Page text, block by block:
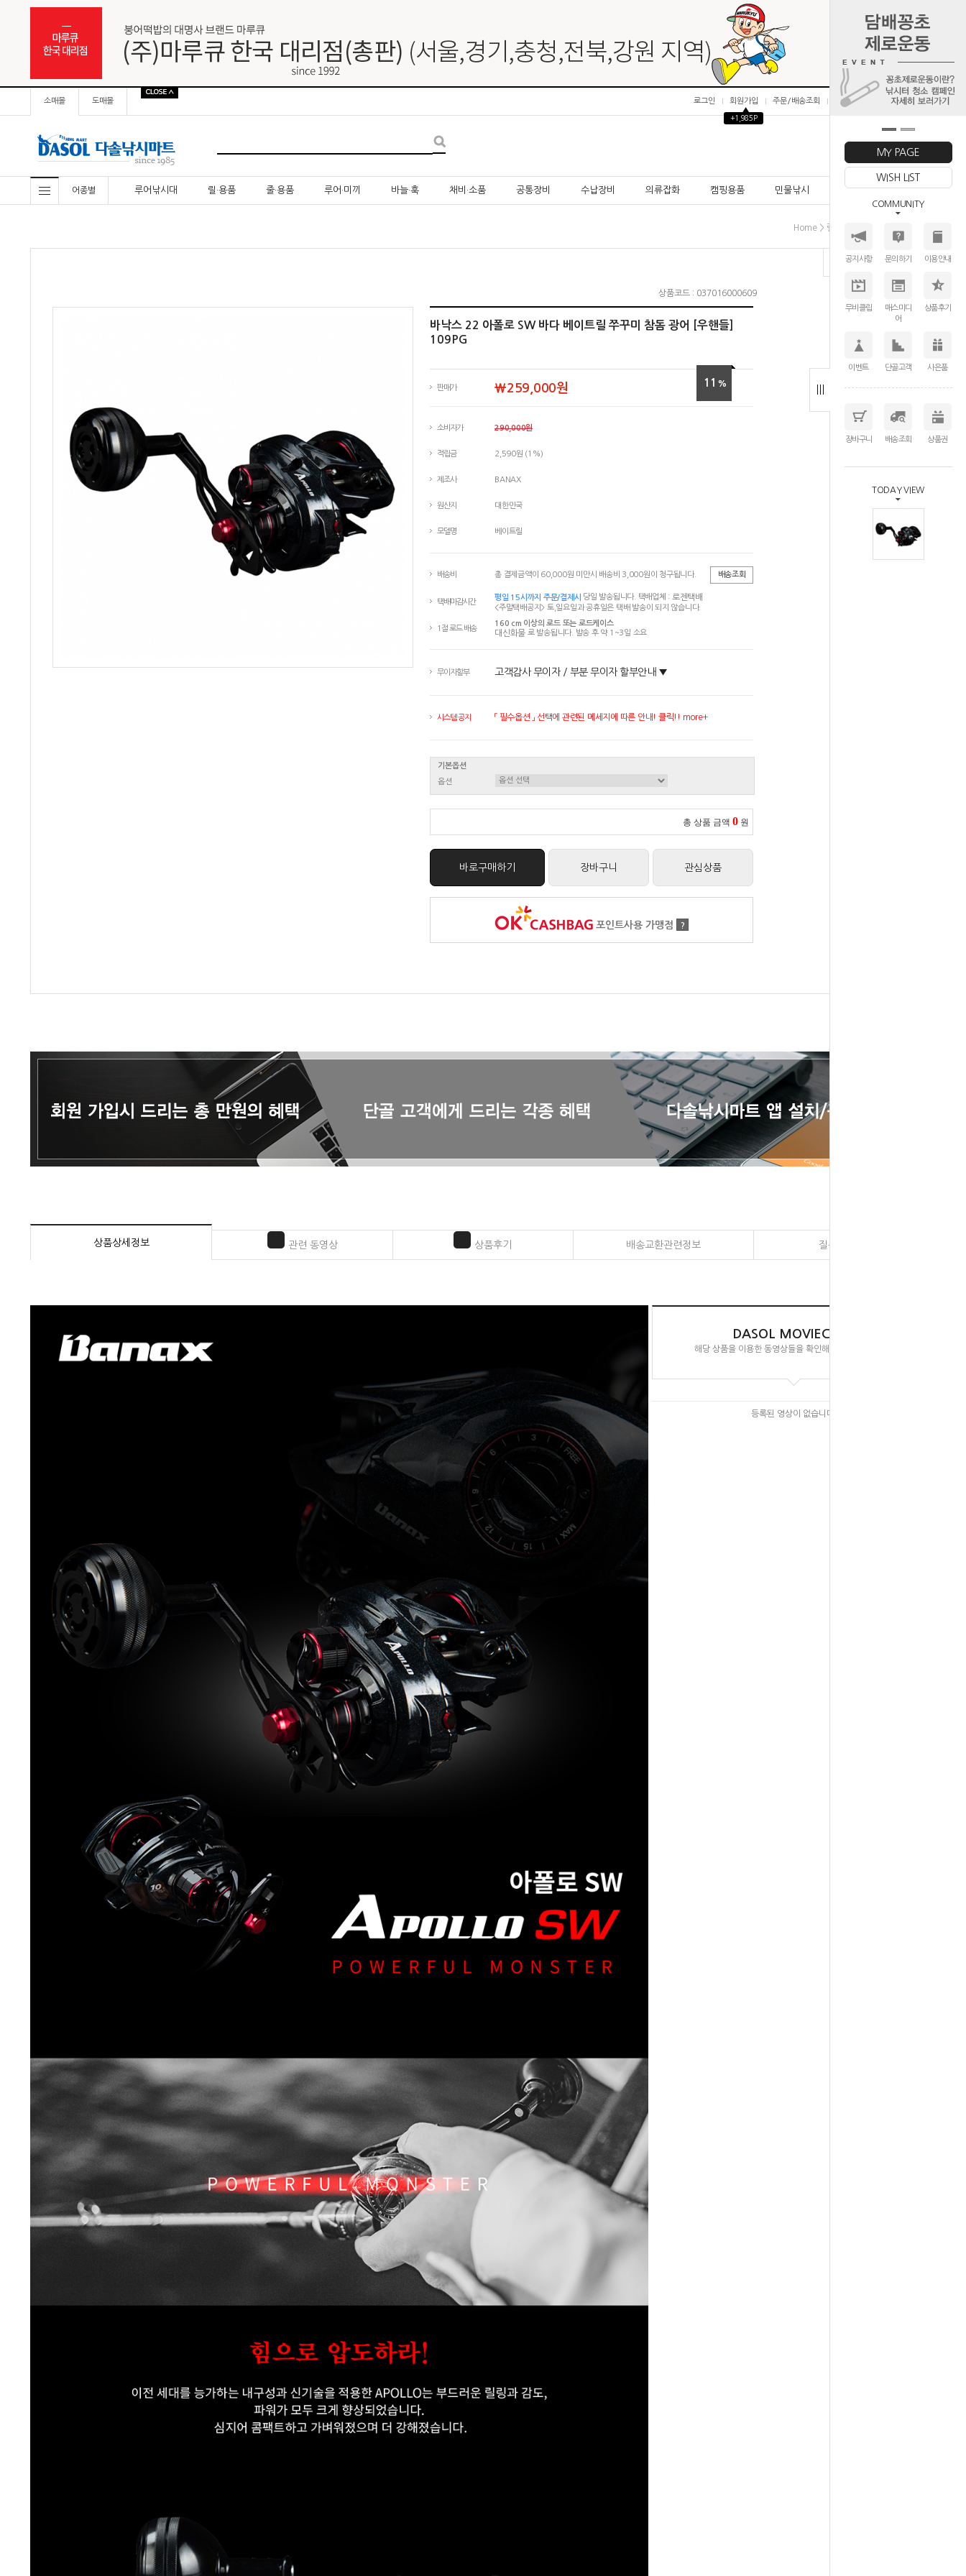
MY PAGE
WISH LIST
COMMUNITY
공지사항 문의하기 이용안내
무비클립
매스미디
어
상품후기
이벤트 단골고객 사은품
장바구니 배송조회 상품권
TODAY VIEW
소매몰 도매몰 로그인 회원가입
▲
+1,985P
주문/배송조회 마이페이지
어종별 루어낚시대 릴·용품 줄·용품 루어·미끼 바늘·훅 채비·소품 공통장비 수납장비 의류잡화 캠핑용품 민물낚시 바다낚시
Home > 릴│REEL
상품코드 : 037016000609
바낙스 22 아폴로 SW 바다 베이트릴 쭈꾸미 참돔 광어 [우핸들]
109PG
판매가 ￦259,000원 11 %
소비자가 290,000원
적립금 2,590원 (1%)
제조사 BANAX
원산지 대한민국
모델명 베이트릴
배송비 총 결제금액이 60,000원 미만시 배송비 3,000원이 청구됩니다. 배송조회
택배마감시간
평일 15시까지 주문/결제시 당일 발송됩니다. 택배업체 : 로젠택배
<주말택배공지> 토,일요일과 공휴일은 택배 발송이 되지 않습니다.
1절 로드 배송
160 cm 이상의 로드 또는 로드케이스
대신화물 로 발송됩니다. 발송 후 약 1~3일 소요
무이자할부 고객감사 무이자 / 부분 무이자 할부안내 ▼
시스템 공지 「 필수옵션 」 선택에 관련된 메세지에 따른 안내! 클릭!! more+
기본옵션
옵션
총 상품 금액 0 원
바로구매하기 장바구니 관심상품
포인트사용 가맹점 ?
상품상세정보 관련 동영상 상품후기 배송교환관련정보 질문과 대답
DASOL MOVIECLIPS
해당 상품을 이용한 동영상들을 확인해 보실 수 있습니다.
등록된 영상이 없습니다.